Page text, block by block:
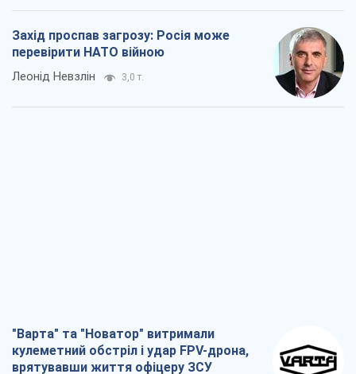
Захід проспав загрозу: Росія може
перевірити НАТО війною
Леонід Невзлін 3,0 т.
"Варта" та "Новатор" витримали
кулеметний обстріл і удар FPV-дрона,
врятувавши життя офіцеру ЗСУ